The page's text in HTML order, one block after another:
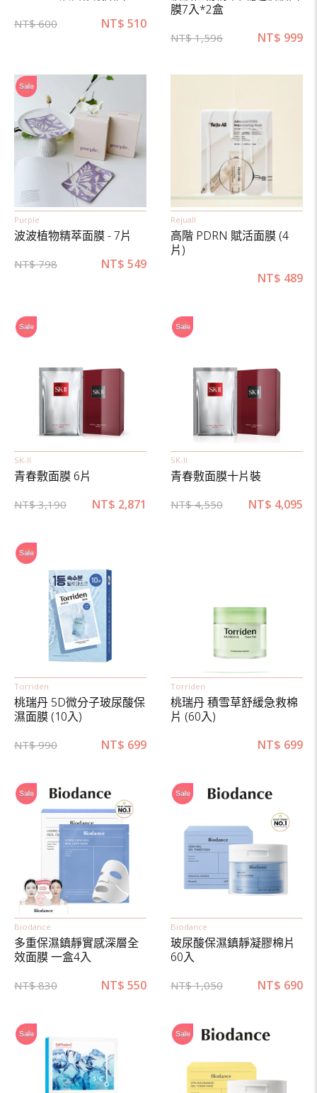
NT$600 NT$ 510
膜7入*2盒
NT$1,596 NT$ 999
Purple
波波植物精萃面膜 - 7片
NT$798 NT$ 549
Rejuall
高階 PDRN 賦活面膜 (4
片)
NT$ 489
SK-II
青春敷面膜 6片
NT$3,190 NT$ 2,871
SK-II
青春敷面膜十片裝
NT$4,550 NT$ 4,095
Torriden
桃瑞丹 5D微分子玻尿酸保
濕面膜 (10入)
NT$990 NT$ 699
Torriden
桃瑞丹 積雪草舒緩急救棉
片 (60入)
NT$ 699
Biodance
多重保濕鎮靜實感深層全
效面膜 一盒4入
NT$830 NT$ 550
Biodance
玻尿酸保濕鎮靜凝膠棉片
60入
NT$1,050 NT$ 690